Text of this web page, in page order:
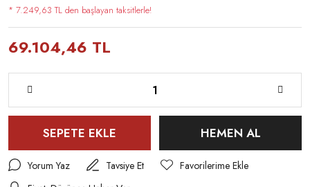
* 7.249,63 TL den başlayan taksitlerle!
69.104,46 TL
SEPETE EKLE HEMEN AL
Yorum Yaz
Tavsiye Et